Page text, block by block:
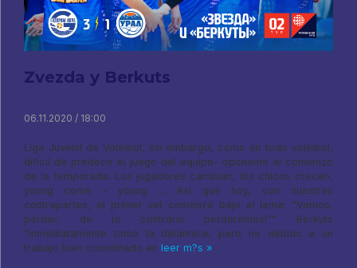
Zvezda y Berkuts
06.11.2020 / 18:00
Liga Juvenil de Voleibol, sin embargo, como en todo voleibol,
difícil de predecir el juego del equipo- oponente al comienzo
de la temporada. Los jugadores cambian, los chicos crecen,
young come - young ... Así que hoy, con nuestras
contrapartes, el primer set comenzó bajo el lema: "Vamos,
perder, de lo contrario perderemos!"" Berkuts
"inmediatamente tomó la delantera, pero no debido a un
trabajo bien coordinado en leer m?s »